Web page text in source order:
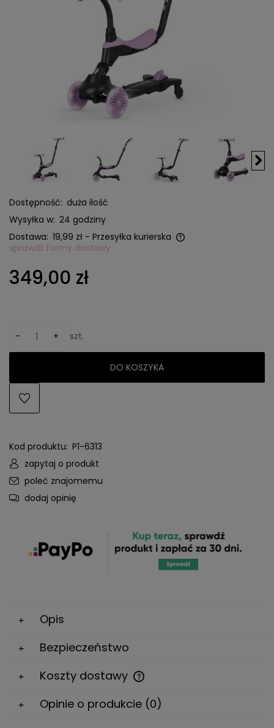
Dostępność: duża ilość
Wysyłka w: 24 godziny
Dostawa: 19,99 zł - Przesyłka kurierska
Cena nie zawiera ewentualnych kosztów płatności
sprawdź formy dostawy
349,00 zł
- + szt.
DO KOSZYKA
Kod produktu: P1-6313
zapytaj o produkt
poleć znajomemu
dodaj opinię
Opis
Bezpieczeństwo
Koszty dostawy
Cena nie zawiera ewentualnych kosztów płatności
Opinie o produkcie (0)